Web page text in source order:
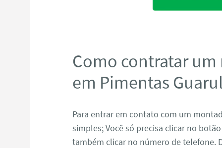
Como contratar
em Pimentas
Para entrar em contato com um
simples; Você só precisa clicar no
também clicar no número de telefone.